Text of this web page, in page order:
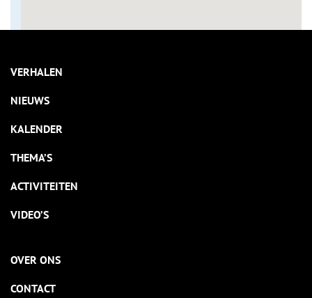
VERHALEN
NIEUWS
KALENDER
THEMA’S
ACTIVITEITEN
VIDEO’S
OVER ONS
CONTACT